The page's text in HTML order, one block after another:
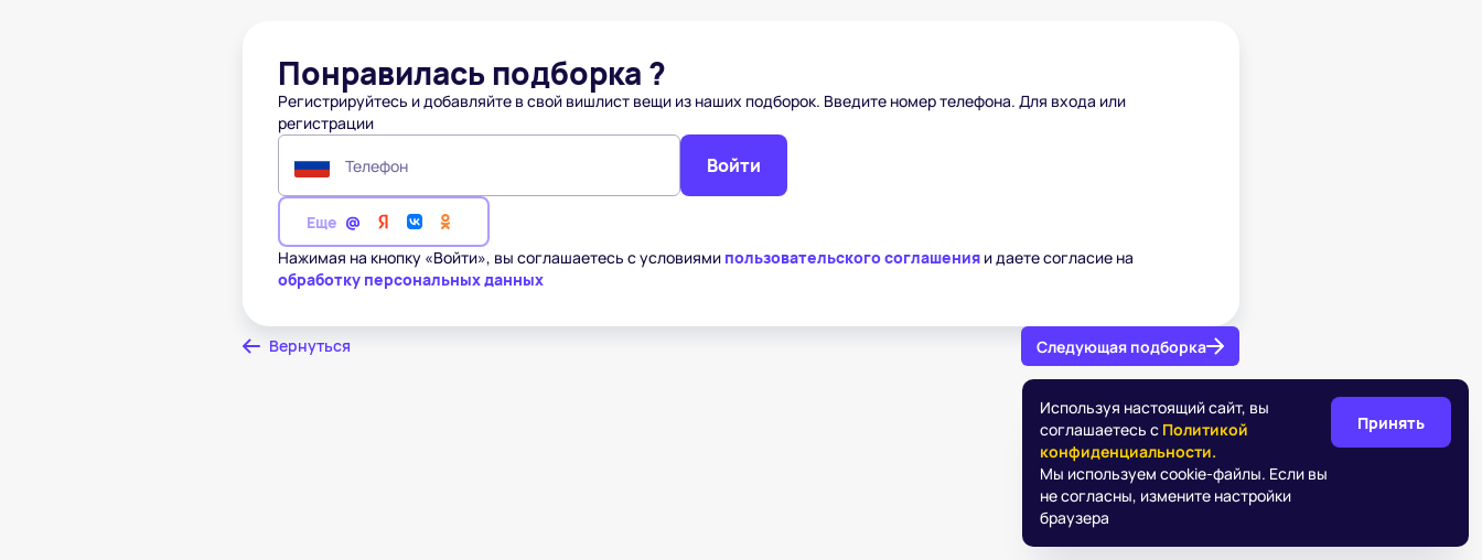
Понравилась подборка ?
Регистрируйтесь и добавляйте в свой вишлист вещи из наших подборок. Введите номер телефона. Для входа или
регистрации
Телефон Войти
Еще
Нажимая на кнопку «Войти», вы соглашаетесь с условиями пользовательского соглашения и даете согласие на
обработку персональных данных
Вернуться Следующая подборка
Используя настоящий сайт, вы
соглашаетесь с Политикой
конфиденциальности.
Мы используем cookie-файлы. Если вы
не согласны, измените настройки
браузера
Принять